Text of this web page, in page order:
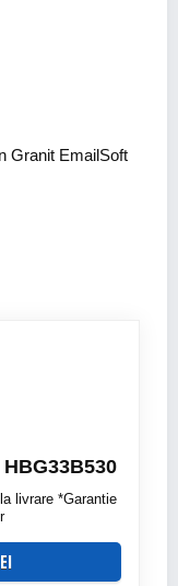
Granit EmailSoft
livrare *Garantie